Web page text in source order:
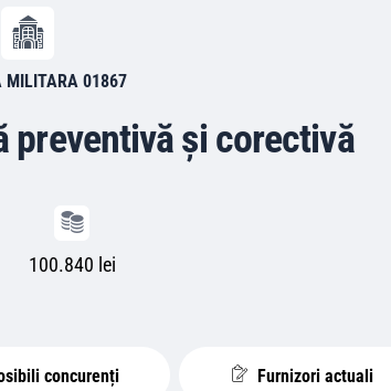
MILITARA 01867
preventivă și corectivă
100.840 lei
concurenți Furnizori actuali